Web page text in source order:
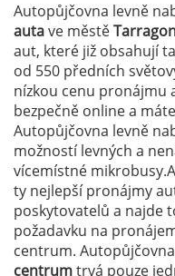
Autopůjčovna levně
autave městě
aut, které již obsahují
od 550 předních
nízkou cenu pronájmu
bezpečně online a
Autopůjčovna levně
možností levných a
vícemístné
ty nejlepší pronájmy
poskytovatelů a najde
požadavku na
centrum.
centrumtrvá pouze